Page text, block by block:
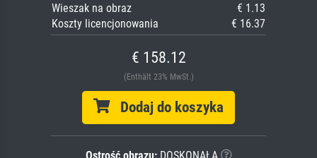
Wieszak na obraz
€ 1.13
Koszty licencjonowania
€ 16.37
€ 158.12
(Enthält 23% MwSt.)
Dodaj do koszyka
Ostrość obrazu:DOSKONAŁA